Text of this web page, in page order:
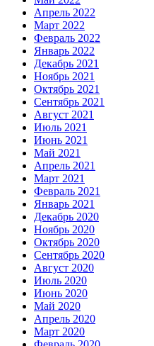
Апрель 2022
Март 2022
Февраль 2022
Январь 2022
Декабрь 2021
Ноябрь 2021
Октябрь 2021
Сентябрь 2021
Август 2021
Июль 2021
Июнь 2021
Май 2021
Апрель 2021
Март 2021
Февраль 2021
Январь 2021
Декабрь 2020
Ноябрь 2020
Октябрь 2020
Сентябрь 2020
Август 2020
Июль 2020
Июнь 2020
Май 2020
Апрель 2020
Март 2020